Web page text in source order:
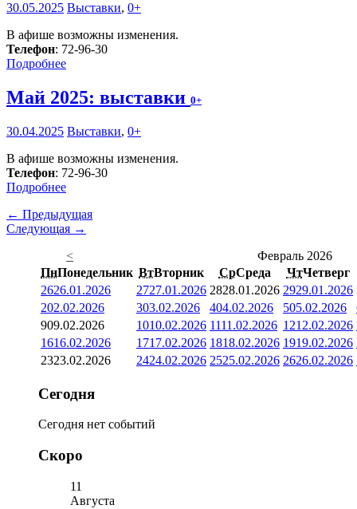
30.05.2025 Выставки, 0+
В афише возможны изменения.
Телефон: 72-96-30
Подробнее
Май 2025: выставки 0+
30.04.2025 Выставки, 0+
В афише возможны изменения.
Телефон: 72-96-30
Подробнее
← Предыдущая
Следующая →
<
Февраль 2026
ПнПонедельник ВтВторник СрСреда ЧтЧетверг
2626.01.2026 2727.01.2026 2828.01.2026 2929.01.2026
202.02.2026 303.02.2026 404.02.2026 505.02.2026
909.02.2026 1010.02.2026 1111.02.2026 1212.02.2026
1616.02.2026 1717.02.2026 1818.02.2026 1919.02.2026
2323.02.2026 2424.02.2026 2525.02.2026 2626.02.2026
Сегодня
Сегодня нет событий
Скоро
11
Августа